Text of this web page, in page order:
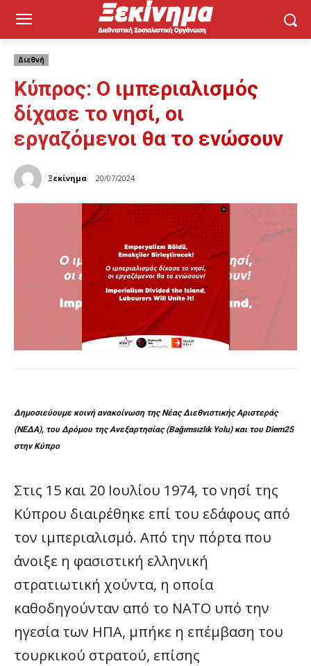
Διεθνή
Κύπρος: Ο ιμπεριαλισμός
δίχασε το νησί, οι
εργαζόμενοι θα το ενώσουν
Ξεκίνημα 20/07/2024
Δημοσιεύουμε κοινή ανακοίνωση της Νέας Διεθνιστικής Αριστεράς
(ΝΕΔΑ), του Δρόμου της Ανεξαρτησίας (Bağımsızlık Yolu) και του Diem25
στην Κύπρο
Στις 15 και 20 Ιουλίου 1974, το νησί της
Κύπρου διαιρέθηκε επί του εδάφους από
τον ιμπεριαλισμό. Από την πόρτα που
άνοιξε η φασιστική ελληνική
στρατιωτική χούντα, η οποία
καθοδηγούνταν από το ΝΑΤΟ υπό την
ηγεσία των ΗΠΑ, μπήκε η επέμβαση του
τουρκικού στρατού, επίσης